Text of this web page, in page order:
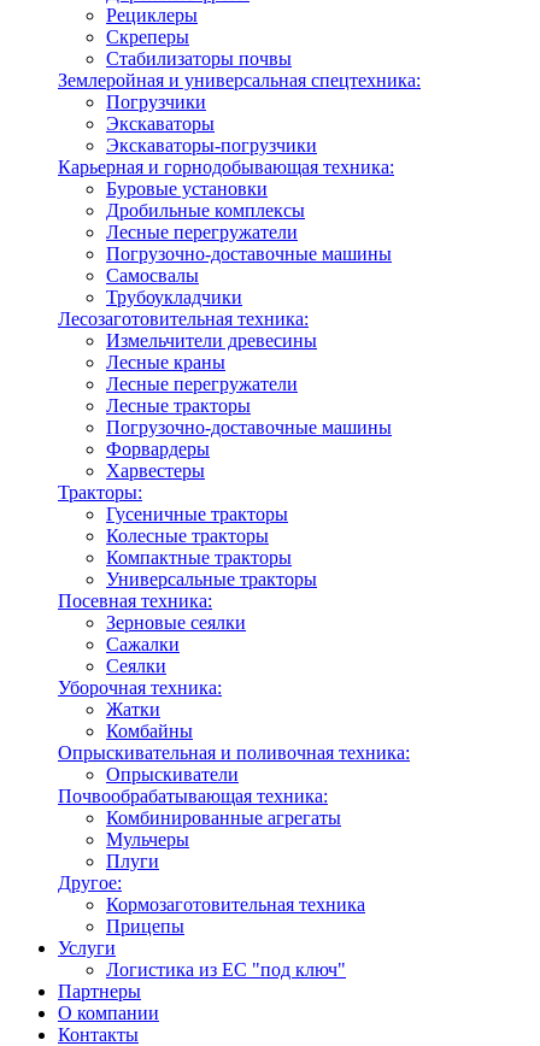
Рециклеры
Скреперы
Стабилизаторы почвы
Землеройная и универсальная спецтехника:
Погрузчики
Экскаваторы
Экскаваторы-погрузчики
Карьерная и горнодобывающая техника:
Буровые установки
Дробильные комплексы
Лесные перегружатели
Погрузочно-доставочные машины
Самосвалы
Трубоукладчики
Лесозаготовительная техника:
Измельчители древесины
Лесные краны
Лесные перегружатели
Лесные тракторы
Погрузочно-доставочные машины
Форвардеры
Харвестеры
Тракторы:
Гусеничные тракторы
Колесные тракторы
Компактные тракторы
Универсальные тракторы
Посевная техника:
Зерновые сеялки
Сажалки
Сеялки
Уборочная техника:
Жатки
Комбайны
Опрыскивательная и поливочная техника:
Опрыскиватели
Почвообрабатывающая техника:
Комбинированные агрегаты
Мульчеры
Плуги
Другое:
Кормозаготовительная техника
Прицепы
Услуги
Логистика из ЕС "под ключ"
Партнеры
О компании
Контакты